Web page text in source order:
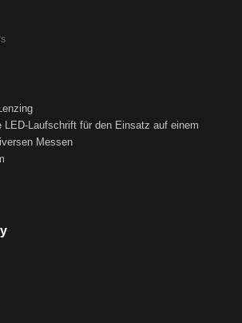
LED-Laufschrift für den Einsatz auf einem
Messen